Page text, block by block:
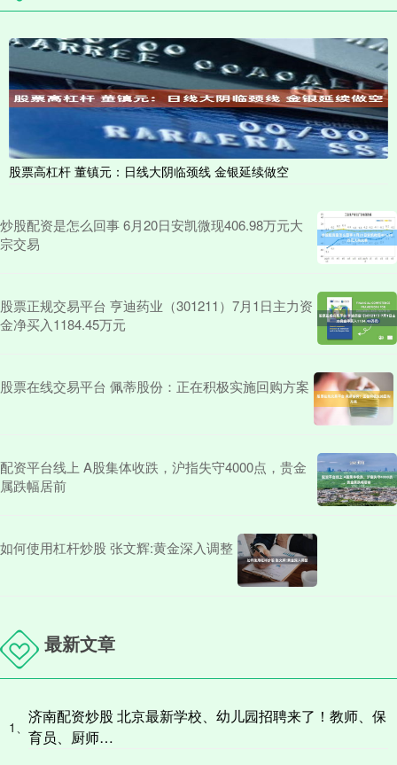
股票高杠杆 董镇元：日线大阴临颈线 金银延续做空
炒股配资是怎么回事 6月20日安凯微现406.98万元大
宗交易
股票正规交易平台 亨迪药业（301211）7月1日主力资
金净买入1184.45万元
股票在线交易平台 佩蒂股份：正在积极实施回购方案
配资平台线上 A股集体收跌，沪指失守4000点，贵金
属跌幅居前
如何使用杠杆炒股 张文辉:黄金深入调整
最新文章
1、
济南配资炒股 北京最新学校、幼儿园招聘来了！教师、保
育员、厨师…